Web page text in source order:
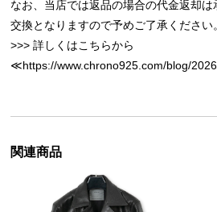
なお、当店では返品の場合の代金返却
交換となりますので予めご了承ください。
>>> 詳しくはこちらから
≪https://www.chrono925.com/blog/
関連商品